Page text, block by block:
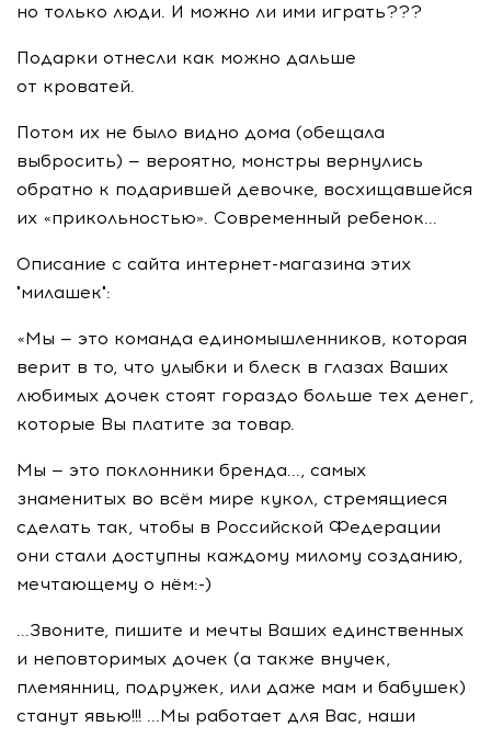
но только люди. И можно ли ими играть???
Подарки отнесли как можно дальше
от кроватей.
Потом их не было видно дома (обещала
выбросить) — вероятно, монстры вернулись
обратно к подарившей девочке, восхищавшейся
их «прикольностью». Современный ребенок...
Описание с сайта интернет-магазина этих
"милашек":
«Мы — это команда единомышленников, которая
верит в то, что улыбки и блеск в глазах Ваших
любимых дочек стоят гораздо больше тех денег,
которые Вы платите за товар.
Мы — это поклонники бренда..., самых
знаменитых во всём мире кукол, стремящиеся
сделать так, чтобы в Российской Федерации
они стали доступны каждому милому созданию,
мечтающему о нём:-)
...Звоните, пишите и мечты Ваших единственных
и неповторимых дочек (а также внучек,
племянниц, подружек, или даже мам и бабушек)
станут явью!!! ...Мы работает для Вас, наши